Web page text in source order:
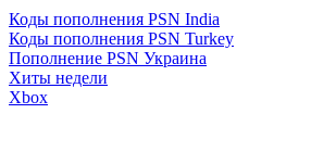
Коды пополнения PSN India
Коды пополнения PSN Turkey
Пополнение PSN Украина
Хиты недели
Xbox